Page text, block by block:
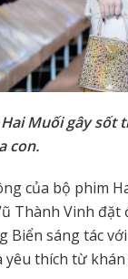
Muối gây sốt
con.
của bộ phim
Thành Vinh
Biển sáng tác
yêu thích từ khán